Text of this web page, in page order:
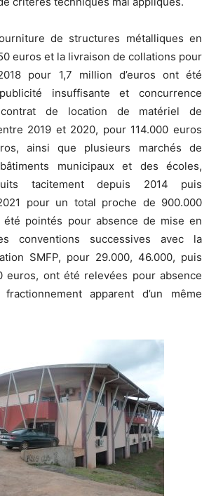
de structures métalliques en
euros et la livraison de collations pour
pour 1,7 million d’euros ont été
insuffisante et concurrence
de location de matériel de
2019 et 2020, pour 114.000 euros
ainsi que plusieurs marchés de
municipaux et des écoles,
tacitement depuis 2014 puis
pour un total proche de 900.000
pointés pour absence de mise en
conventions successives avec la
SMFP, pour 29.000, 46.000, puis
euros, ont été relevées pour absence
apparent d’un même